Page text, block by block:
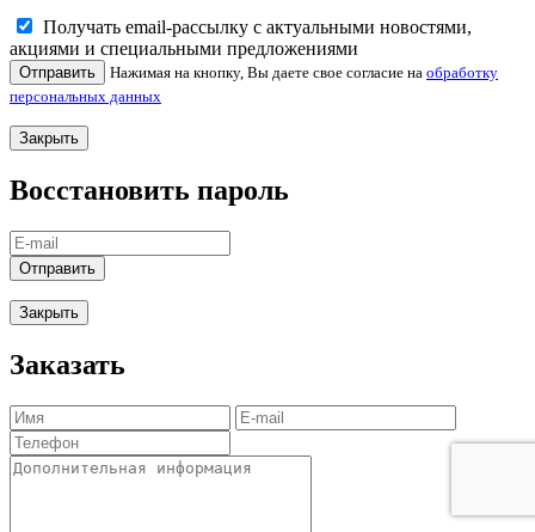
Получать email-рассылку с актуальными новостями,
акциями и специальными предложениями
Отправить Нажимая на кнопку, Вы даете свое согласие на обработку
персональных данных
Закрыть
Восстановить пароль
Отправить
Закрыть
Заказать